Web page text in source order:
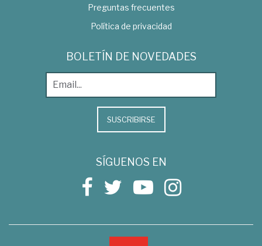
Preguntas frecuentes
Política de privacidad
BOLETÍN DE NOVEDADES
SUSCRIBIRSE
SÍGUENOS EN